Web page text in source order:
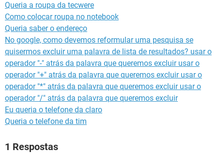
Queria a roupa da tecwere
Como colocar roupa no notebook
Queria saber o endereço
No google, como devemos reformular uma pesquisa se
quisermos excluir uma palavra de lista de resultados? usar o
operador "-" atrás da palavra que queremos excluir usar o
operador "+" atrás da palavra que queremos excluir usar o
operador "*" atrás da palavra que queremos excluir usar o
operador "/" atrás da palavra que queremos excluir
Eu queria o telefone da claro
Queria o telefone da tim
1 Respostas